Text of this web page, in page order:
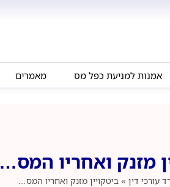
אמנות למניעת כפל מס מאמרים
מזנק ואחריו המס…
עורכי דין » ביטקויין מזנק ואחריו המס…